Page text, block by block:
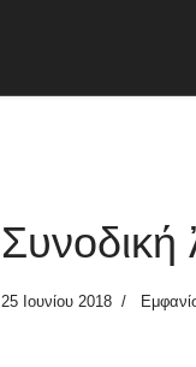
25 Ιουνίου 2018